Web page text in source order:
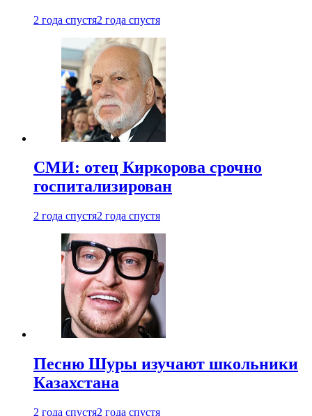
2 года спустя2 года спустя
СМИ: отец Киркорова срочно
госпитализирован
2 года спустя2 года спустя
Песню Шуры изучают школьники
Казахстана
2 года спустя2 года спустя